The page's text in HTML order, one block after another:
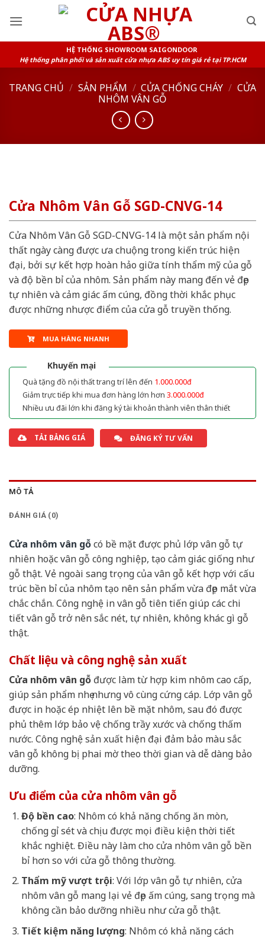
HỆ THỐNG SHOWROOM SAIGONDOOR
Hệ thống phân phối và sản xuất cửa nhựa ABS uy tín giá rẻ tại TP.HCM
TRANG CHỦ / SẢN PHẨM / CỬA CHỐNG CHÁY / CỬA
NHÔM VÂN GỖ
Cửa Nhôm Vân Gỗ SGD-CNVG-14
Cửa Nhôm Vân Gỗ SGD-CNVG-14 là một sản phẩm nội
thất ngày càng được ưa chuộng trong kiến trúc hiện
đại, bởi sự kết hợp hoàn hảo giữa tính thẩm mỹ của gỗ
và độ bền bỉ của nhôm. Sản phẩm này mang đến vẻ đẹp
tự nhiên và cảm giác ấm cúng, đồng thời khắc phục
được những nhược điểm của cửa gỗ truyền thống.
MUA HÀNG NHANH
Khuyến mại
Quà tặng đồ nội thất trang trí lên đến 1.000.000đ
Giảm trực tiếp khi mua đơn hàng lớn hơn 3.000.000đ
Nhiều ưu đãi lớn khi đăng ký tài khoản thành viên thân thiết
TẢI BẢNG GIÁ ĐĂNG KÝ TƯ VẤN
MÔ TẢ
ĐÁNH GIÁ (0)
Cửa nhôm vân gỗcó bề mặt được phủ lớp vân gỗ tự
nhiên hoặc vân gỗ công nghiệp, tạo cảm giác giống như
gỗ thật. Vẻ ngoài sang trọng của vân gỗ kết hợp với cấu
trúc bền bỉ của nhôm tạo nên sản phẩm vừa đẹp mắt vừa
chắc chắn. Công nghệ in vân gỗ tiên tiến giúp các chi
tiết vân gỗ trở nên sắc nét, tự nhiên, không khác gì gỗ
thật.
Chất liệu và công nghệ sản xuất
Cửa nhôm vân gỗ được làm từ hợp kim nhôm cao cấp,
giúp sản phẩm nhẹ nhưng vô cùng cứng cáp. Lớp vân gỗ
được in hoặc ép nhiệt lên bề mặt nhôm, sau đó được
phủ thêm lớp bảo vệ chống trầy xước và chống thấm
nước. Công nghệ sản xuất hiện đại đảm bảo màu sắc
vân gỗ không bị phai mờ theo thời gian và dễ dàng bảo
dưỡng.
Ưu điểm của cửa nhôm vân gỗ
Độ bền cao: Nhôm có khả năng chống ăn mòn,
chống gỉ sét và chịu được mọi điều kiện thời tiết
khắc nghiệt. Điều này làm cho cửa nhôm vân gỗ bền
bỉ hơn so với cửa gỗ thông thường.
Thẩm mỹ vượt trội: Với lớp vân gỗ tự nhiên, cửa
nhôm vân gỗ mang lại vẻ đẹp ấm cúng, sang trọng mà
không cần bảo dưỡng nhiều như cửa gỗ thật.
Tiết kiệm năng lượng: Nhôm có khả năng cách